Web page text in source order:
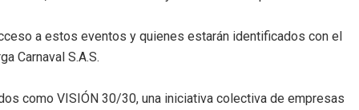
a estos eventos y quienes estarán identificados con el
Carnaval S.A.S.
como VISIÓN 30/30, una iniciativa colectiva de empresas